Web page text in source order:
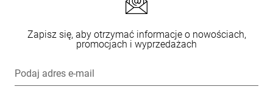
Zapisz się, aby otrzymać informacje o nowościach,
promocjach i wyprzedażach
Podaj adres e-mail